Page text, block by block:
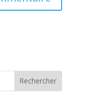
Rechercher